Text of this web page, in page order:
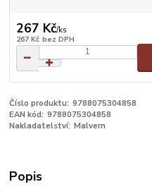
267 Kč/ks
267 Kč bez DPH
Číslo produktu: 9788075304858
EAN kód: 9788075304858
Nakladatelství: Malvern
Popis